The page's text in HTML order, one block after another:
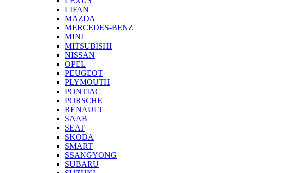
LIFAN
MAZDA
MERCEDES-BENZ
MINI
MITSUBISHI
NISSAN
OPEL
PEUGEOT
PLYMOUTH
PONTIAC
PORSCHE
RENAULT
SAAB
SEAT
SKODA
SMART
SSANGYONG
SUBARU